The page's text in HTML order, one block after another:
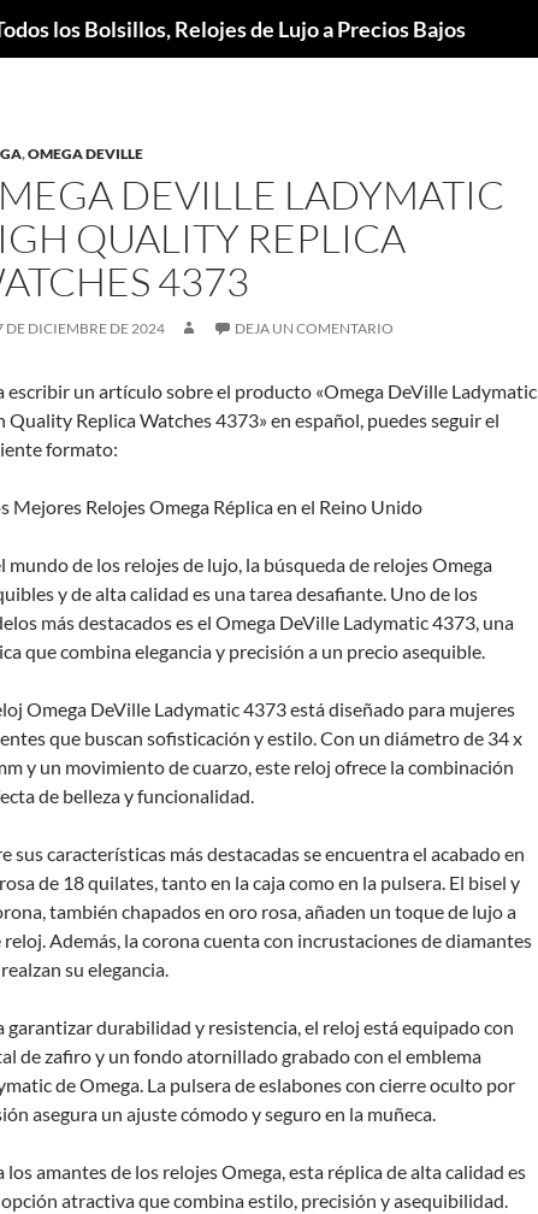
los Bolsillos, Relojes de Lujo a Precios Bajos
,OMEGA DEVILLE
DEVILLE LADYMATIC
QUALITY REPLICA
4373
DE DICIEMBRE DE 2024 DEJA UN COMENTARIO
escribir un artículo sobre el producto «Omega DeVille Ladymatic
Quality Replica Watches 4373» en español, puedes seguir el
formato:
Mejores Relojes Omega Réplica en el Reino Unido
mundo de los relojes de lujo, la búsqueda de relojes Omega
y de alta calidad es una tarea desafiante. Uno de los
más destacados es el Omega DeVille Ladymatic 4373, una
que combina elegancia y precisión a un precio asequible.
Omega DeVille Ladymatic 4373 está diseñado para mujeres
que buscan sofisticación y estilo. Con un diámetro de 34 x
y un movimiento de cuarzo, este reloj ofrece la combinación
de belleza y funcionalidad.
sus características más destacadas se encuentra el acabado en
de 18 quilates, tanto en la caja como en la pulsera. El bisel y
también chapados en oro rosa, añaden un toque de lujo a
reloj. Además, la corona cuenta con incrustaciones de diamantes
su elegancia.
garantizar durabilidad y resistencia, el reloj está equipado con
de zafiro y un fondo atornillado grabado con el emblema
de Omega. La pulsera de eslabones con cierre oculto por
asegura un ajuste cómodo y seguro en la muñeca.
los amantes de los relojes Omega, esta réplica de alta calidad es
atractiva que combina estilo, precisión y asequibilidad.